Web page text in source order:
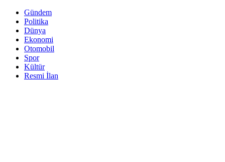
Gündem
Politika
Dünya
Ekonomi
Otomobil
Spor
Kültür
Resmi İlan